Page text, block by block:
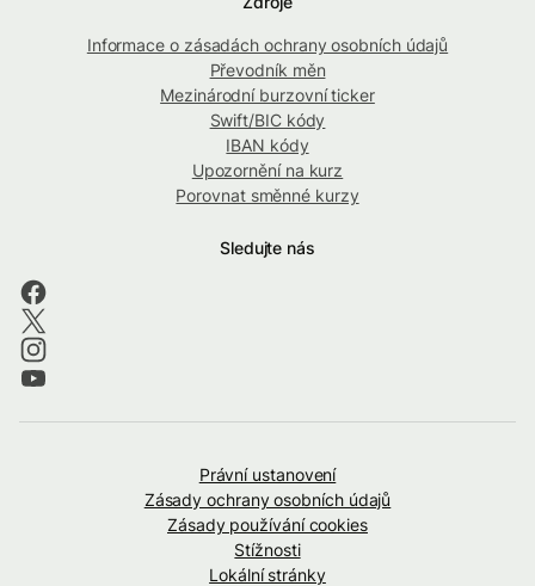
Informace o zásadách ochrany osobních údajů
Převodník měn
Mezinárodní burzovní ticker
Swift/BIC kódy
IBAN kódy
Upozornění na kurz
Porovnat směnné kurzy
Sledujte nás
Právní ustanovení
Zásady ochrany osobních údajů
Zásady používání cookies
Stížnosti
Lokální stránky